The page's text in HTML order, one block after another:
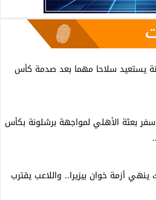
يستعيد سلاحا مهما بعد صدمة كأس
بعثة الأهلي لمواجهة برشلونة بكأس
ينهي أزمة خوان بيزيرا.. واللاعب يقترب